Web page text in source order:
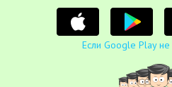
Если Google Play не